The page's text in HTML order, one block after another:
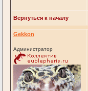
Вернуться к началу
Gekkon
Администратор